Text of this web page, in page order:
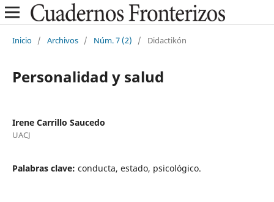
Inicio / Archivos / Núm. 7 (2) / Didactikón
Personalidad y salud
Irene Carrillo Saucedo
UACJ
Palabras clave: conducta, estado, psicológico.